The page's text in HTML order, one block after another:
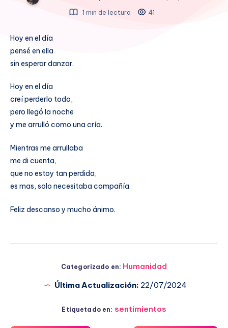
1 min de lectura
41
Hoy en el día
pensé en ella
sin esperar danzar.
Hoy en el día
creí perderlo todo,
pero llegó la noche
y me arrulló como una cría.
Mientras me arrullaba
me di cuenta,
que no estoy tan perdida,
es mas, solo necesitaba compañía.
Feliz descanso y mucho ánimo.
Categorizado en: Humanidad
Última Actualización: 22/07/2024
Etiquetado en: sentimientos